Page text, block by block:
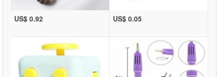
US$ 0.92 US$ 0.05